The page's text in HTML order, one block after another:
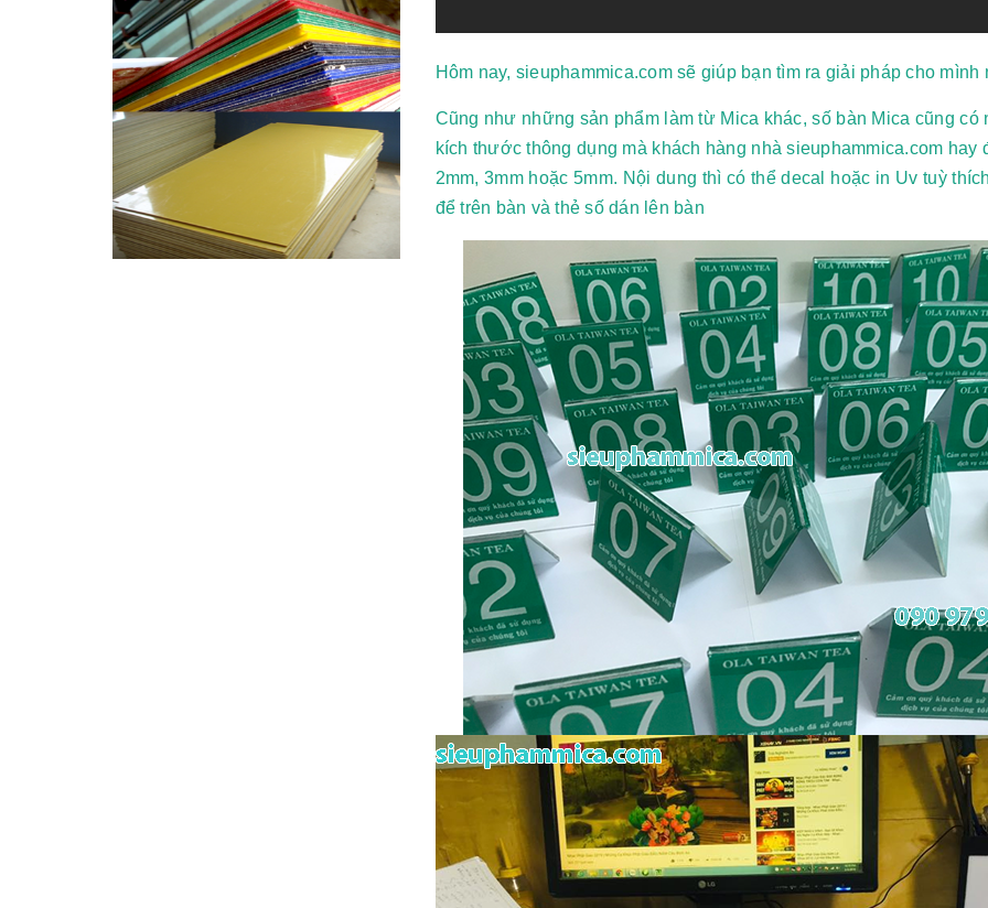
Hôm nay, sieuphammica.com sẽ giúp bạn tìm ra giải pháp cho mình
Cũng như những sản phẩm làm từ Mica khác, số bàn Mica cũng
kích thước thông dụng mà khách hàng nhà sieuphammica.com
2mm, 3mm hoặc 5mm. Nội dung thì có thể decal hoặc in Uv tuỳ
để trên bàn và thẻ số dán lên bàn